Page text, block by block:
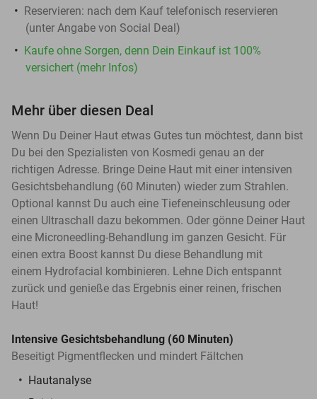
Reservieren: nach dem Kauf telefonisch reservieren
(unter Angabe von Social Deal)
Kaufe ohne Sorgen, denn Dein Einkauf ist 100%
versichert (mehr Infos)
Mehr über diesen Deal
Wenn Du Deiner Haut etwas Gutes tun möchtest, dann bist
Du bei den Spezialisten von Kosmedi genau an der
richtigen Adresse. Bringe Deine Haut mit einer intensiven
Gesichtsbehandlung (60 Minuten) wieder zum Strahlen.
Optional kannst Du auch eine Tiefeneinschleusung oder
einen Ultraschall dazu bekommen. Oder gönne Deiner Haut
eine Microneedling-Behandlung im ganzen Gesicht. Für
einen extra Boost kannst Du diese Behandlung mit
einem Hydrofacial kombinieren. Lehne Dich entspannt
zurück und genieße das Ergebnis einer reinen, frischen
Haut!
Intensive Gesichtsbehandlung (60 Minuten)
Beseitigt Pigmentflecken und mindert Fältchen
Hautanalyse